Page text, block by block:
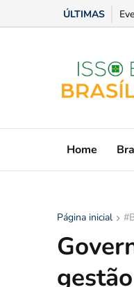
ÚLTIMAS
Home
Página inicial